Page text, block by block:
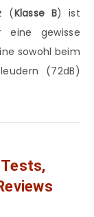
(Klasse B) ist
gewisse
sowohl beim
(72dB)